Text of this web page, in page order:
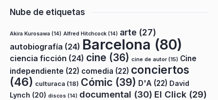
Nube de etiquetas
Akira Kurosawa (14) Alfred Hitchcock (14) arte (27)
autobiografía (24) Barcelona (80)
ciencia ficción (24) cine (36) cine de autor(15) Cine
independiente (22) comedia (22) conciertos
(46) culturaca (18) Cómic (39) D'A (22) David
Lynch (20) discos (14) documental (30) El Click (29)